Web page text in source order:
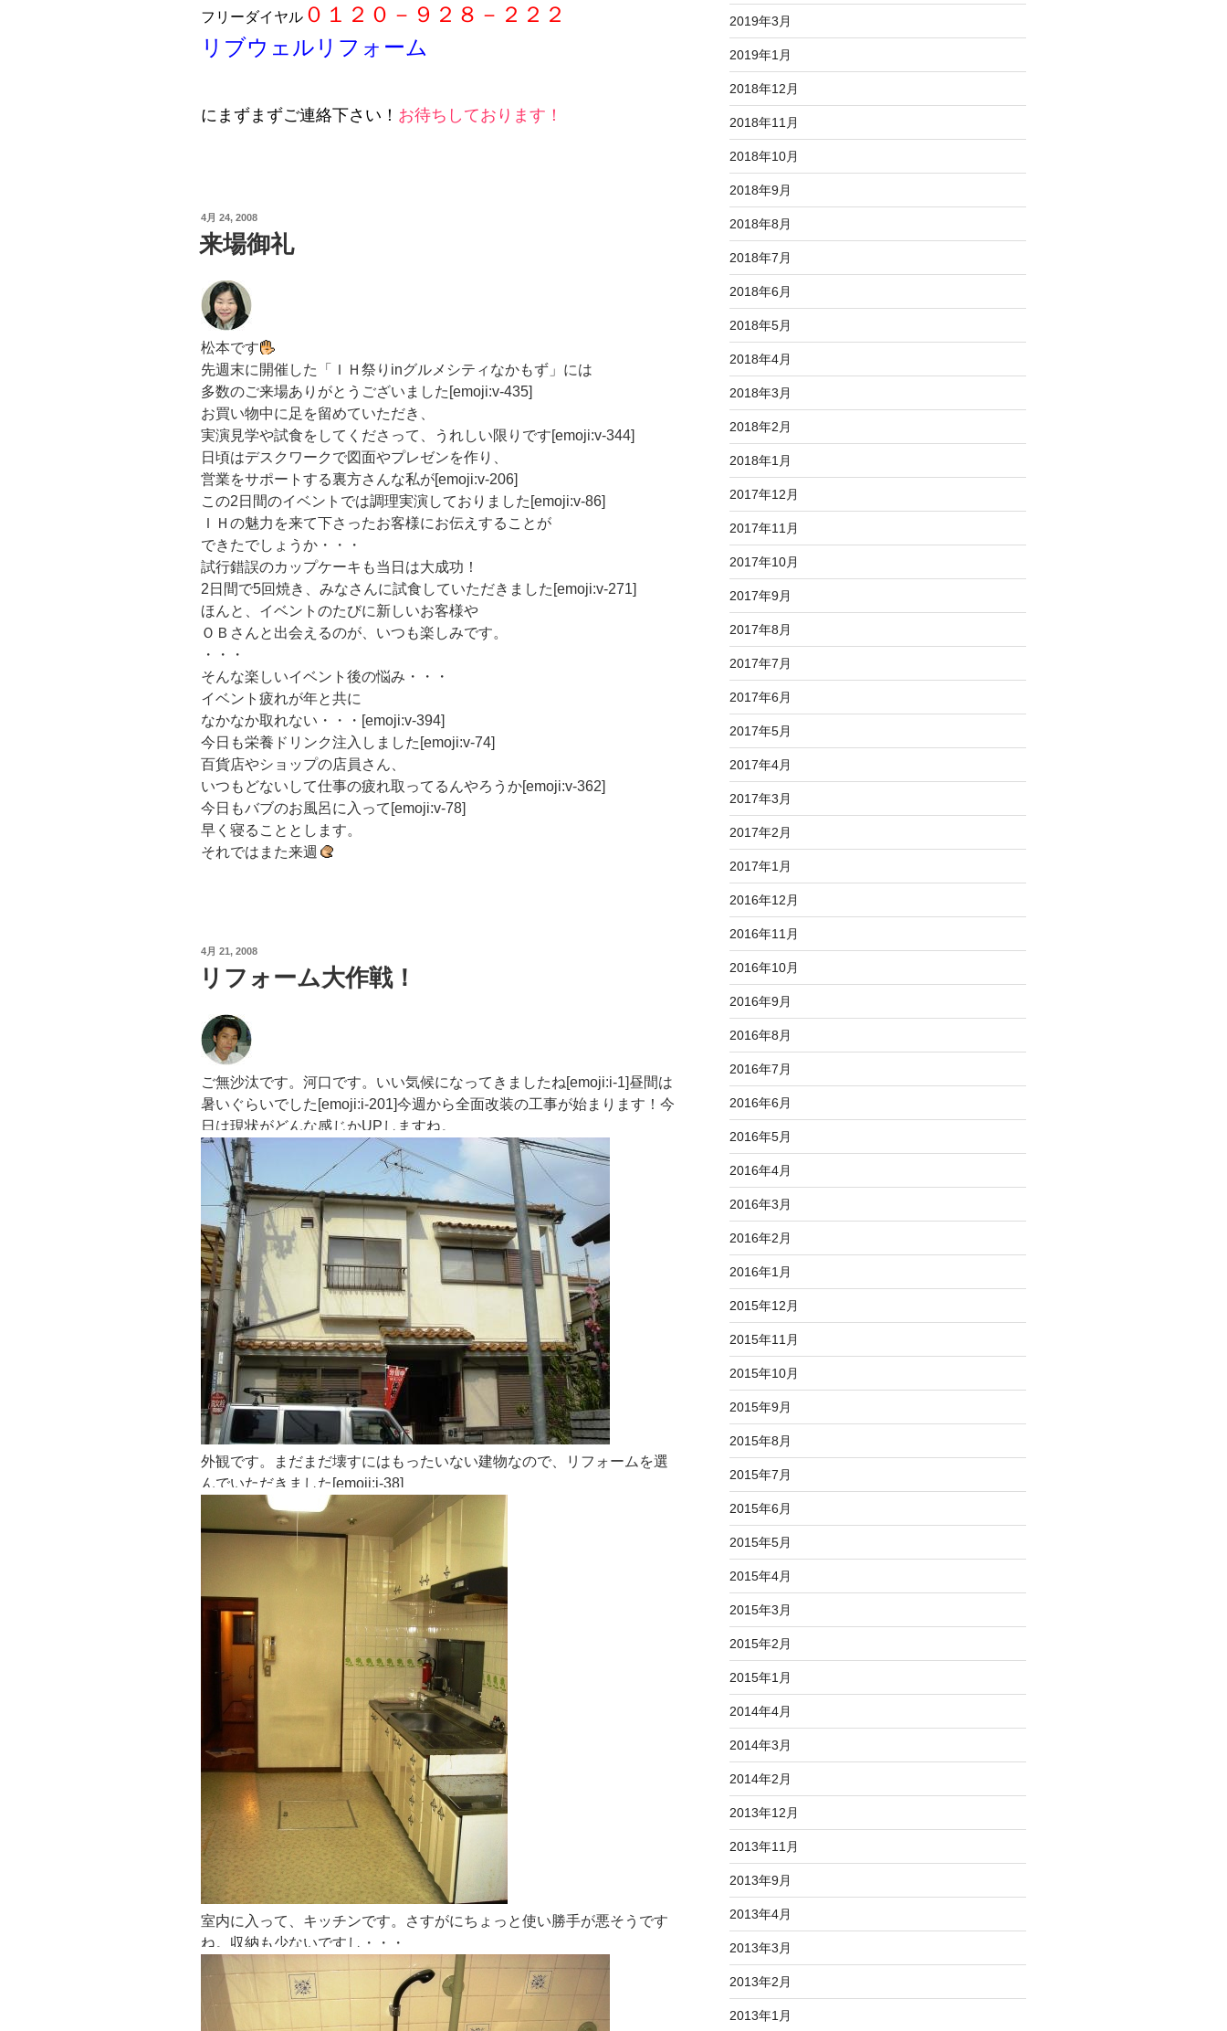
フリーダイヤル ０１２０－９２８－２２２
リブウェルリフォーム
にまずまずご連絡下さい！ お待ちしております！
投
日:
4月 24, 2008
来場御礼
松本です
先週末に開催した「ＩＨ祭りinグルメシティなかもず」には
多数のご来場ありがとうございました[emoji:v-435]
お買い物中に足を留めていただき、
実演見学や試食をしてくださって、うれしい限りです[emoji:v-344]
日頃はデスクワークで図面やプレゼンを作り、
営業をサポートする裏方さんな私が[emoji:v-206]
この2日間のイベントでは調理実演しておりました[emoji:v-86]
ＩＨの魅力を来て下さったお客様にお伝えすることが
できたでしょうか・・・
試行錯誤のカップケーキも当日は大成功！
2日間で5回焼き、みなさんに試食していただきました[emoji:v-271]
ほんと、イベントのたびに新しいお客様や
ＯＢさんと出会えるのが、いつも楽しみです。
・・・
そんな楽しいイベント後の悩み・・・
イベント疲れが年と共に
なかなか取れない・・・[emoji:v-394]
今日も栄養ドリンク注入しました[emoji:v-74]
百貨店やショップの店員さん、
いつもどないして仕事の疲れ取ってるんやろうか[emoji:v-362]
今日もバブのお風呂に入って[emoji:v-78]
早く寝ることとします。
それではまた来週
投
日:
4月 21, 2008
リフォーム大作戦！
ご無沙汰です。河口です。いい気候になってきましたね[emoji:i-1]昼間は
暑いぐらいでした[emoji:i-201]今週から全面改装の工事が始まります！今
日は現状がどんな感じかUPしますね。
外観です。まだまだ壊すにはもったいない建物なので、リフォームを選
んでいただきました[emoji:i-38]
室内に入って、キッチンです。さすがにちょっと使い勝手が悪そうです
ね。収納も少ないですし・・・
2019年3月
2019年1月
2018年12月
2018年11月
2018年10月
2018年9月
2018年8月
2018年7月
2018年6月
2018年5月
2018年4月
2018年3月
2018年2月
2018年1月
2017年12月
2017年11月
2017年10月
2017年9月
2017年8月
2017年7月
2017年6月
2017年5月
2017年4月
2017年3月
2017年2月
2017年1月
2016年12月
2016年11月
2016年10月
2016年9月
2016年8月
2016年7月
2016年6月
2016年5月
2016年4月
2016年3月
2016年2月
2016年1月
2015年12月
2015年11月
2015年10月
2015年9月
2015年8月
2015年7月
2015年6月
2015年5月
2015年4月
2015年3月
2015年2月
2015年1月
2014年4月
2014年3月
2014年2月
2013年12月
2013年11月
2013年9月
2013年4月
2013年3月
2013年2月
2013年1月